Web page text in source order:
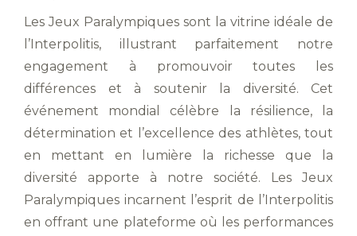
Les Jeux Paralympiques sont la vitrine idéale de
l’Interpolitis, illustrant parfaitement notre
engagement à promouvoir toutes les
différences et à soutenir la diversité. Cet
événement mondial célèbre la résilience, la
détermination et l’excellence des athlètes, tout
en mettant en lumière la richesse que la
diversité apporte à notre société. Les Jeux
Paralympiques incarnent l’esprit de l’Interpolitis
en offrant une plateforme où les performances